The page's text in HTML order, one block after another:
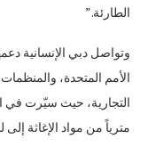
الطارئة.”
الأمم المتحدة،
مترياً من مواد الإغاثة